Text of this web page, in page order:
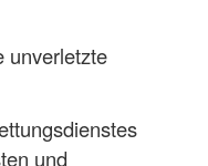
und